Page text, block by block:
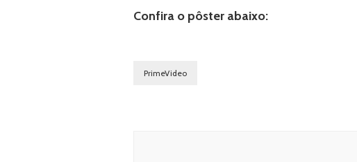
Confira o pôster abaixo:
PrimeVideo